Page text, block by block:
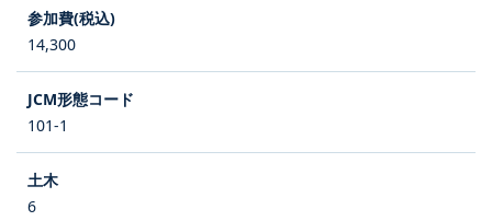
14,300
101-1
6